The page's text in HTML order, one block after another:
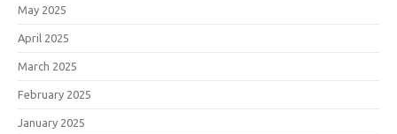
May 2025
April 2025
March 2025
February 2025
January 2025